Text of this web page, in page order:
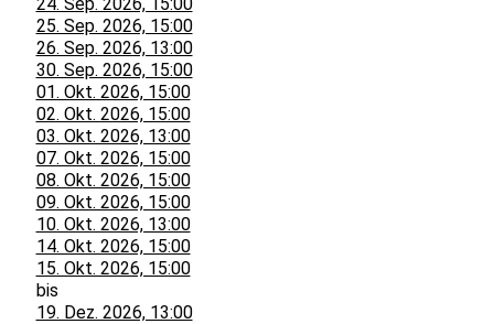
25. Sep. 2026, 15:00
26. Sep. 2026, 13:00
30. Sep. 2026, 15:00
01. Okt. 2026, 15:00
02. Okt. 2026, 15:00
03. Okt. 2026, 13:00
07. Okt. 2026, 15:00
08. Okt. 2026, 15:00
09. Okt. 2026, 15:00
10. Okt. 2026, 13:00
14. Okt. 2026, 15:00
15. Okt. 2026, 15:00
bis
19. Dez. 2026, 13:00